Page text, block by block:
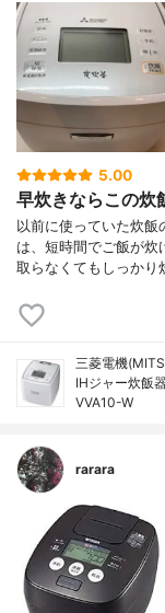
5.00
早炊きならこの炊
以前に使っていた炊
は、短時間でご飯が炊
取らなくてもしっかり
三菱電機
IHジャー炊飯
VVA10-W
rarara